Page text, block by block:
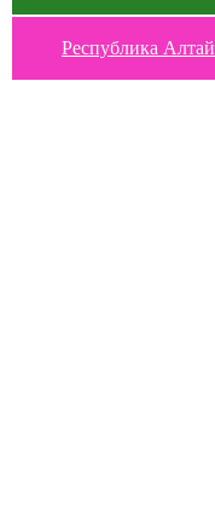
Республика Алтай